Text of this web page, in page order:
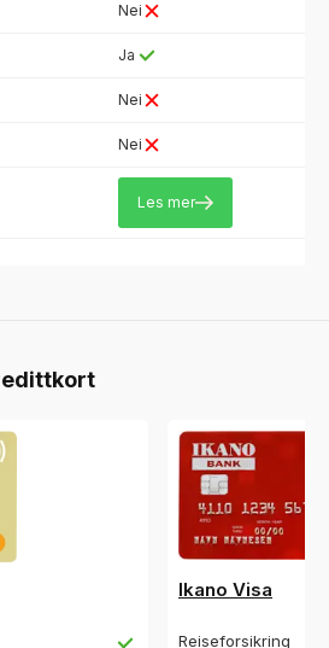
Nei
Ja
Nei
Nei
Les mer
Ikano Visa
Reiseforsikring